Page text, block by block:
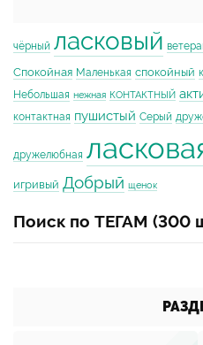
чёрный ласковый
Спокойная Маленькая спокойный
Небольшая нежная КОНТАКТНЫЙ
контактная пушистый Серый
дружелюбная
игривый Добрый щенок
Поиск по ТЕГАМ (300